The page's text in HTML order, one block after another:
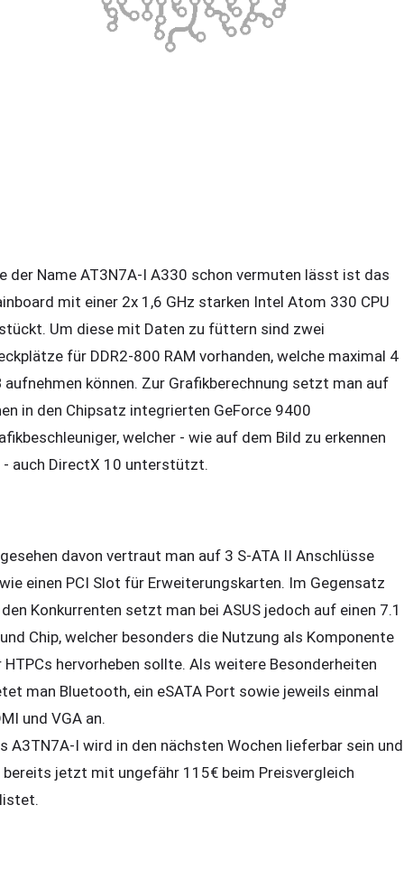
der Name AT3N7A-I A330 schon vermuten lässt ist das
mit einer 2x 1,6 GHz starken Intel Atom 330 CPU
Um diese mit Daten zu füttern sind zwei
für DDR2-800 RAM vorhanden, welche maximal 4
aufnehmen können. Zur Grafikberechnung setzt man auf
in den Chipsatz integrierten GeForce 9400
welcher - wie auf dem Bild zu erkennen
auch DirectX 10 unterstützt.
davon vertraut man auf 3 S-ATA II Anschlüsse
einen PCI Slot für Erweiterungskarten. Im Gegensatz
Konkurrenten setzt man bei ASUS jedoch auf einen 7.1
Chip, welcher besonders die Nutzung als Komponente
HTPCs hervorheben sollte. Als weitere Besonderheiten
man Bluetooth, ein eSATA Port sowie jeweils einmal
und VGA an.
A3TN7A-I wird in den nächsten Wochen lieferbar sein und
jetzt mit ungefähr 115€ beim Preisvergleich